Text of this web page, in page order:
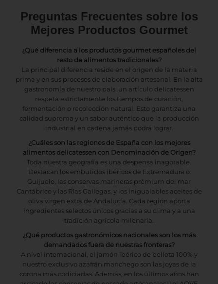
Preguntas Frecuentes sobre los
Mejores Productos Gourmet
¿Qué diferencia a los productos gourmet españoles del
resto de alimentos tradicionales?
La principal diferencia reside en el origen de la materia
prima y en sus procesos de elaboración artesanal. En la alta
gastronomía de nuestro país, un artículo delicatessen
respeta estrictamente los tiempos de curación,
fermentación o recolección natural. Esto garantiza una
calidad suprema y un sabor auténtico que la producción
industrial en cadena jamás podrá lograr.
¿Cuáles son las regiones de España con los mejores
alimentos delicatessen con Denominación de Origen?
Toda nuestra geografía es una despensa inagotable.
Destacan los embutidos ibéricos de Extremadura o
Guijuelo, las conservas marineras prémium del mar
Cantábrico y las Rías Gallegas, y los inigualables aceites de
oliva virgen extra de Andalucía. Cada región aporta
ingredientes selectos únicos gracias a su clima y a una
tradición agrícola milenaria.
¿Qué productos gastronómicos nacionales son los más
demandados fuera de nuestras fronteras?
A nivel internacional, el jamón ibérico de bellota 100% y
nuestro exclusivo azafrán manchego son las joyas de la
corona más codiciadas. Además, en los últimos años han